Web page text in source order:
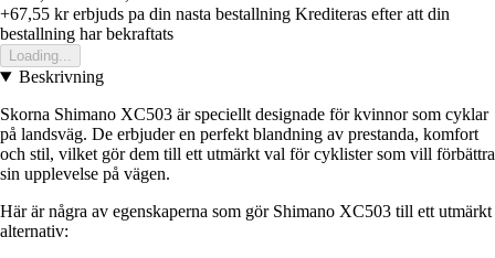
+67,55 krerbjuds pa din nasta bestallning Krediteras efter att din
bestallning har bekraftats
Loading...
Beskrivning
Skorna Shimano XC503 är speciellt designade för kvinnor som cyklar
på landsväg. De erbjuder en perfekt blandning av prestanda, komfort
och stil, vilket gör dem till ett utmärkt val för cyklister som vill förbättra
sin upplevelse på vägen.
Här är några av egenskaperna som gör Shimano XC503 till ett utmärkt
alternativ: